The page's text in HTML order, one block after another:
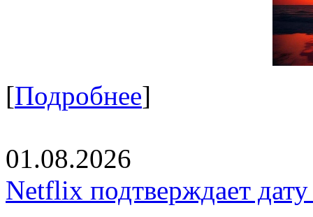
[Подробнее]
01.08.2026
Netflix подтверждает